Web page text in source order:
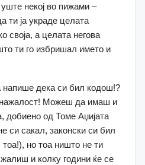
некој во пижами –
ти ја украде целата
своја, а целата негова
ти го избришал името и
напише дека си бил кодош!?
Можеш да имаш и
добиено од Томе Аџијата
си сакал, законски си бил
но тоа ништо не ти
жалиш и колку години ќе се